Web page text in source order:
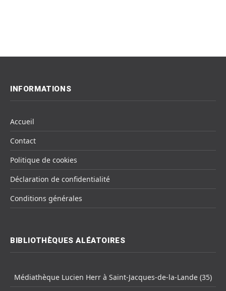
INFORMATIONS
Accueil
Contact
Politique de cookies
Déclaration de confidentialité
Conditions générales
BIBLIOTHÈQUES ALÉATOIRES
Médiathèque Lucien Herr à Saint-Jacques-de-la-Lande (35)